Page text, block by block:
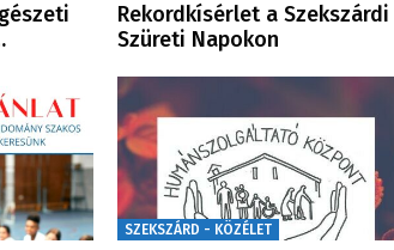
Rekordkísérlet a Szekszárdi
Szüreti Napokon
SZEKSZÁRD - KÖZÉLET